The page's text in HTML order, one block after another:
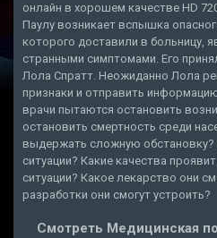
онлайн в хорошем качестве HD
Паулу возникает вспышка
которого доставили в больницу,
странными симптомами. Его
Лола Спратт. Неожиданно Лола
признаки и отправить
врачи пытаются остановить
остановить смертность среди
выдержать сложную
ситуации? Какие качества
ситуации? Какое лекарство они
разработки они смогут устроить?
Смотреть Медицинская